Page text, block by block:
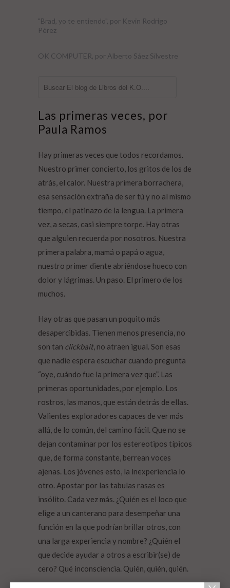
"Brad, yo te entiendo", por Kevin Rodrigo
Pérez
OK COMPUTER, por Alberto Sáez Silvestre
Las primeras veces, por
Paula Ramos
Hay primeras veces que todos recordamos.
Nuestro primer concierto, los gritos de los de
atrás, el calor. Nuestra primera borrachera,
esa sensación extraña de ser tú y no al mismo
tiempo, el patinazo de la lengua. La primera
vez, a secas, casi siempre torpe. Hay otras
que alguien recuerda por nosotros. Nuestra
primera palabra, mamá o papá o agua,
nuestro primer diente abriéndose hueco con
dolor y lágrimas. Un paso. El primero de los
muchos.
Hay otras que pasan un poquito más
desapercibidas. Tienen menos presencia, no
son tan clickbait, no atraen igual. Son esas
que nadie espera escuchar cuando pregunta
“oye, cuándo fue la primera vez que”. Las
primeras oportunidades, por ejemplo. Los
rostros, las manos, que están detrás de ellas.
Valientes exploradores capaces de ver más
allá, de lo común, del camino fácil. Que no se
dejan contaminar por los estereotipos típicos
que, de forma constante, berrean voces
ajenas. Los jóvenes esto, la inexperiencia lo
otro. Apostar por las tabulas rasas es
insólito. Cada vez más. ¿Quién es el loco que
elige a un canterano para desempeñar una
función en la que podrían brillar otros, con
una larga experiencia y nombre? ¿Quién el
que decide ayudar a otros a escribir(se) de
cero? Qué inconsciencia. Quién, quién, quién.